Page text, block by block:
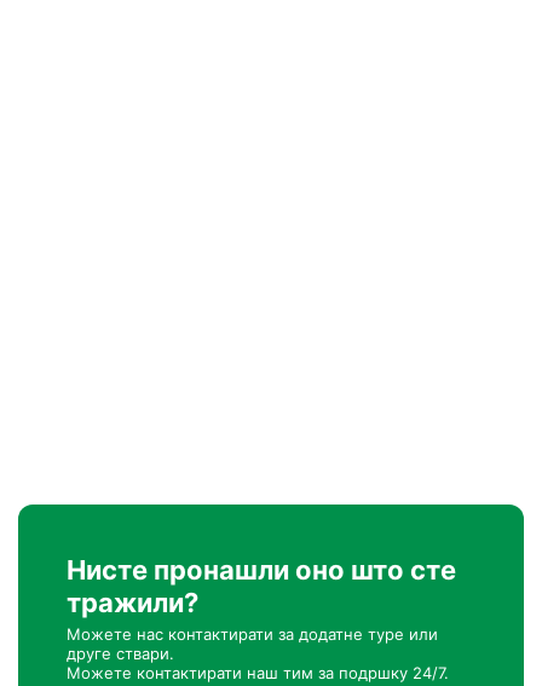
Нисте пронашли оно што сте
тражили?
Можете нас контактирати за додатне туре или
друге ствари.
Можете контактирати наш тим за подршку 24/7.